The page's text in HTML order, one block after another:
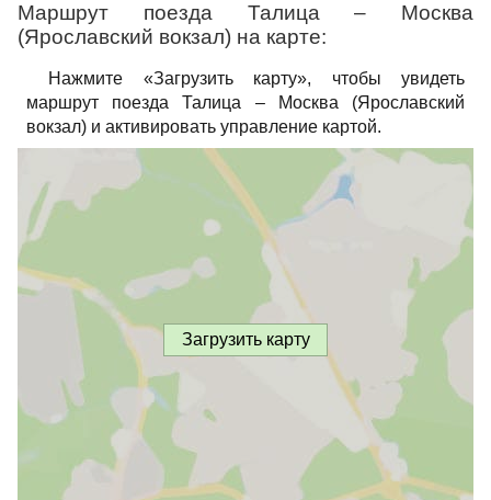
Маршрут поезда Талица – Москва
(Ярославский вокзал) на карте:
Нажмите «Загрузить карту», чтобы увидеть
маршрут поезда Талица – Москва (Ярославский
вокзал) и активировать управление картой.
Загрузить карту